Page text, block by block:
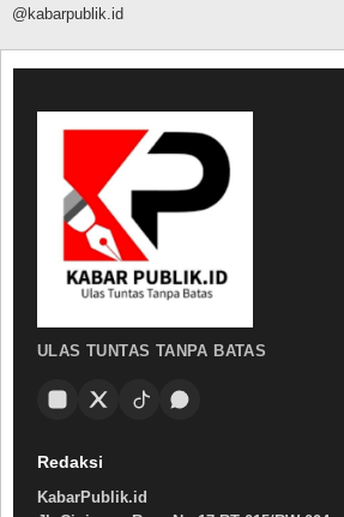
@kabarpublik.id
ULAS TUNTAS TANPA BATAS
Redaksi
KabarPublik.id